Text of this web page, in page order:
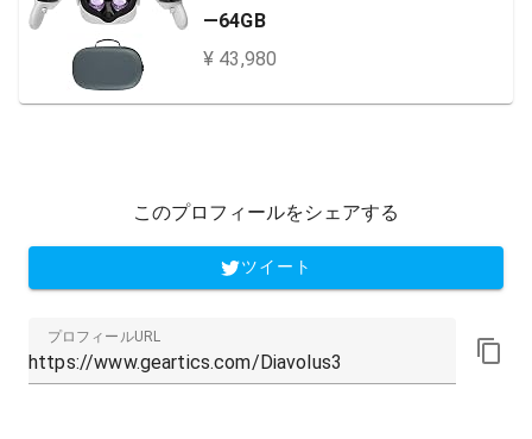
—64GB
¥ 43,980
このプロフィールをシェアする
ツイート
プロフィールURL